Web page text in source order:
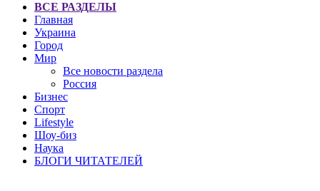
ВСЕ РАЗДЕЛЫ
Главная
Украина
Город
Мир
Все новости раздела
Россия
Бизнес
Спорт
Lifestyle
Шоу-биз
Наука
БЛОГИ ЧИТАТЕЛЕЙ